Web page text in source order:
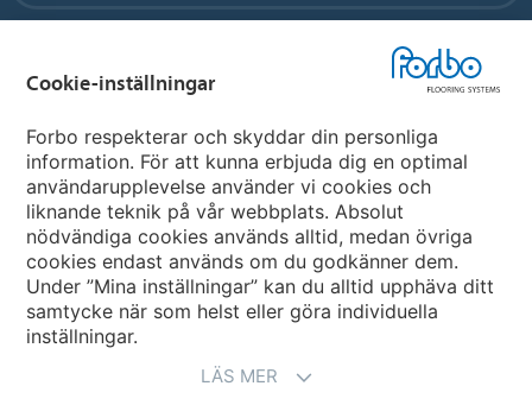
Välj land
Välj ditt land
Cookie-inställningar
Forbo respekterar och skyddar din personliga
information. För att kunna erbjuda dig en optimal
användarupplevelse använder vi cookies och
liknande teknik på vår webbplats. Absolut
nödvändiga cookies används alltid, medan övriga
cookies endast används om du godkänner dem.
Under ”Mina inställningar” kan du alltid upphäva ditt
samtycke när som helst eller göra individuella
inställningar.
LÄS MER